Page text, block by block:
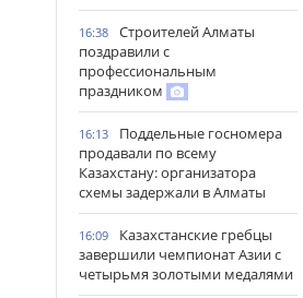
16:38
Строителей Алматы
поздравили с
профессиональным
праздником
16:13
Поддельные госномера
продавали по всему
Казахстану: организатора
схемы задержали в Алматы
16:09
Казахстанские гребцы
завершили чемпионат Азии с
четырьмя золотыми медалями